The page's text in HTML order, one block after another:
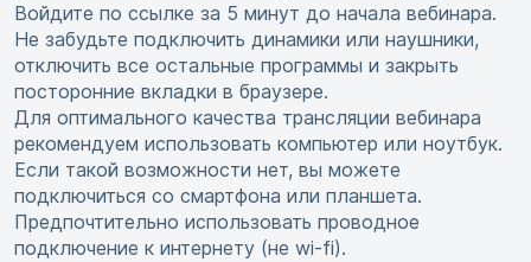
Войдите по ссылке за 5 минут до начала вебинара.
Не забудьте подключить динамики или наушники,
отключить все остальные программы и закрыть
посторонние вкладки в браузере.
Для оптимального качества трансляции вебинара
рекомендуем использовать компьютер или ноутбук.
Если такой возможности нет, вы можете
подключиться со смартфона или планшета.
Предпочтительно использовать проводное
подключение к интернету (не wi-fi).